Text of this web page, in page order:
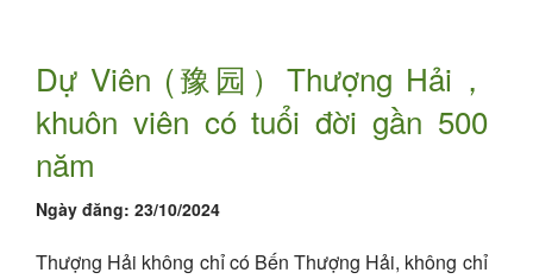
Dự Viên (豫园）Thượng Hải，
khuôn viên có tuổi đời gần 500
năm
Ngày đăng: 23/10/2024
Thượng Hải không chỉ có Bến Thượng Hải, không chỉ